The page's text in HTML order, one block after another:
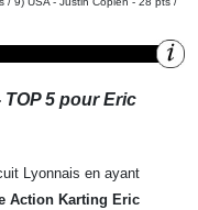
TOP 5 pour Eric
Lyonnais en ayant
Action Karting Eric